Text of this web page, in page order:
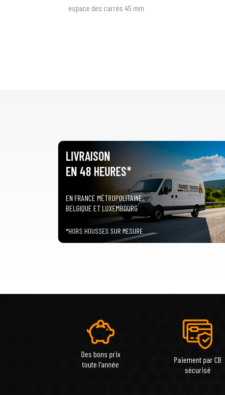
espace des carrés 45 mm
LIVRAISON
EN 48 HEURES*
EN FRANCE MÉTROPOLITAINE,
BELGIQUE ET LUXEMBOURG
*HORS HOUSSES SUR MESURE
Des bons prix
toute l'année
Paiement par CB
sécurisé